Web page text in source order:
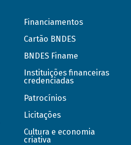
Financiamentos
Cartão BNDES
BNDES Finame
Instituições financeiras
credenciadas
Patrocínios
Licitações
Cultura e economia
criativa